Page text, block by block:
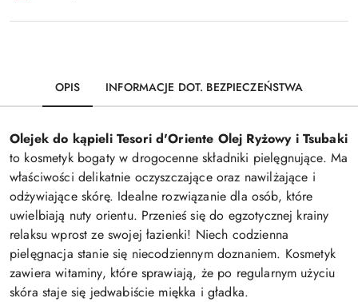
OPIS INFORMACJE DOT. BEZPIECZEŃSTWA
Olejek do kąpieli Tesori d'Oriente Olej Ryżowy i Tsubaki
to kosmetyk bogaty w drogocenne składniki pielęgnujące. Ma
właściwości delikatnie oczyszczające oraz nawilżające i
odżywiające skórę. Idealne rozwiązanie dla osób, które
uwielbiają nuty orientu. Przenieś się do egzotycznej krainy
relaksu wprost ze swojej łazienki! Niech codzienna
pielęgnacja stanie się niecodziennym doznaniem. Kosmetyk
zawiera witaminy, które sprawiają, że po regularnym użyciu
skóra staje się jedwabiście miękka i gładka.